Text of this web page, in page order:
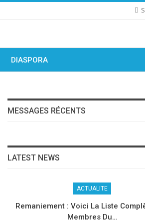
DIASPORA
MESSAGES RÉCENTS
LATEST NEWS
ACTUALITE
Remaniement : Voici La Liste
Membres Du…